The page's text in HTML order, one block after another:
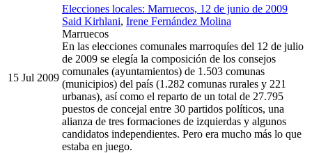
15 Jul 2009
Elecciones locales: Marruecos, 12 de junio de 2009
Said Kirhlani, Irene Fernández Molina
Marruecos
En las elecciones comunales marroquíes del 12 de julio
de 2009 se elegía la composición de los consejos
comunales (ayuntamientos) de 1.503 comunas
(municipios) del país (1.282 comunas rurales y 221
urbanas), así como el reparto de un total de 27.795
puestos de concejal entre 30 partidos políticos, una
alianza de tres formaciones de izquierdas y algunos
candidatos independientes. Pero era mucho más lo que
estaba en juego.